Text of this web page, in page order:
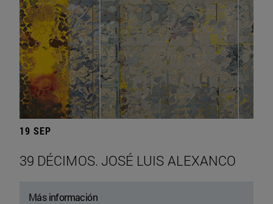
19 SEP
39 DÉCIMOS. JOSÉ LUIS ALEXANCO
Más información